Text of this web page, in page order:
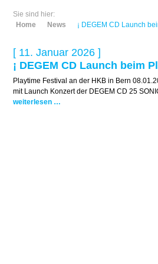
Sie sind hier:
Home
News ¡ DEGEM CD Launch
[ 11. Januar 2026 ]
¡ DEGEM CD Launch beim
Playtime Festival an der HKB in Bern
mit Launch Konzert der DEGEM CD 25
weiterlesen …